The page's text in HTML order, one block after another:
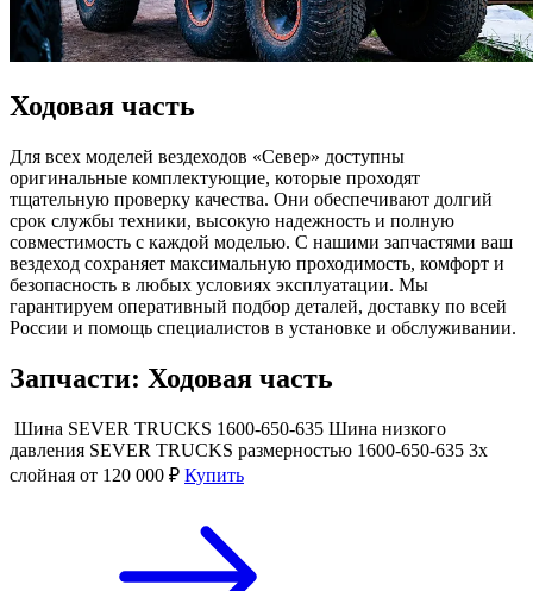
Ходовая часть
Для всех моделей вездеходов «Север» доступны
оригинальные комплектующие, которые проходят
тщательную проверку качества. Они обеспечивают долгий
срок службы техники, высокую надежность и полную
совместимость с каждой моделью. С нашими запчастями ваш
вездеход сохраняет максимальную проходимость, комфорт и
безопасность в любых условиях эксплуатации. Мы
гарантируем оперативный подбор деталей, доставку по всей
России и помощь специалистов в установке и обслуживании.
Запчасти: Ходовая часть
Шина SEVER TRUCKS 1600-650-635 Шина низкого
давления SEVER TRUCKS размерностью 1600-650-635 3х
слойная от 120 000 ₽ Купить